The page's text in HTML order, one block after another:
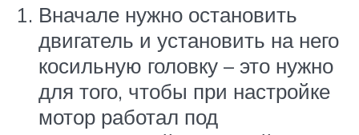
Вначале нужно остановить
двигатель и установить на него
косильную головку – это нужно
для того, чтобы при настройке
мотор работал под